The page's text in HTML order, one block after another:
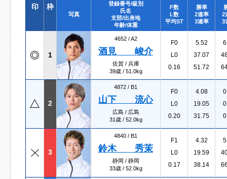
印 枠
写真
登録番号/級別
氏名
支部/出身地
年齢/体重
F数
L数
平均ST
勝率
2連率
3連率
2
3
1
4652 /A2
酒見 峻介
佐賀 / 兵庫
39歳 / 51.0kg
F0
L0
0.16
5.52
37.07
51.72
2
4872 / B1
山下 流心
広島 / 広島
31歳 / 52.0kg
F0
L0
0.20
4.08
19.05
31.75
3
4840 / B1
鈴木 秀茉
静岡 / 静岡
33歳 / 52.0kg
F1
L0
0.17
4.32
19.59
38.14